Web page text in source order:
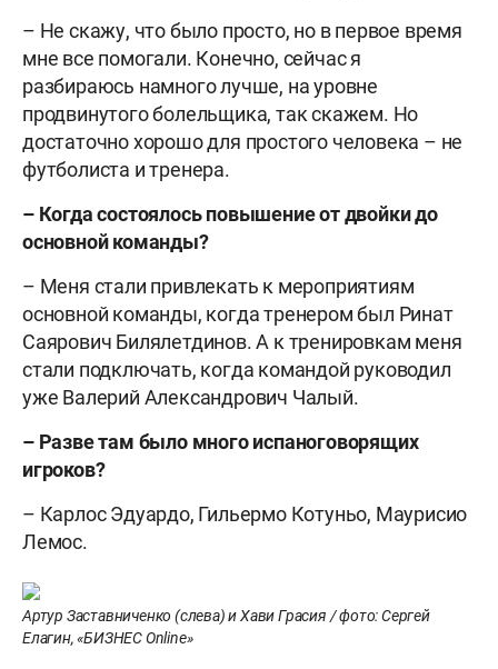
– Не скажу, что было просто, но в первое время
мне все помогали. Конечно, сейчас я
разбираюсь намного лучше, на уровне
продвинутого болельщика, так скажем. Но
достаточно хорошо для простого человека – не
футболиста и тренера.
– Когда состоялось повышение от двойки до
основной команды?
– Меня стали привлекать к мероприятиям
основной команды, когда тренером был Ринат
Саярович Билялетдинов. А к тренировкам меня
стали подключать, когда командой руководил
уже Валерий Александрович Чалый.
– Разве там было много испаноговорящих
игроков?
– Карлос Эдуардо, Гильермо Котуньо, Маурисио
Лемос.
Артур Заставниченко (слева) и Хави Грасия / фото: Сергей
Елагин, «БИЗНЕС Online»